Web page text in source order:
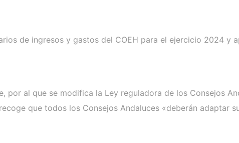
de ingresos y gastos del COEH para el ejercicio 2024 y
por al que se modifica la Ley reguladora de los Consejos
que todos los Consejos Andaluces «deberán adaptar